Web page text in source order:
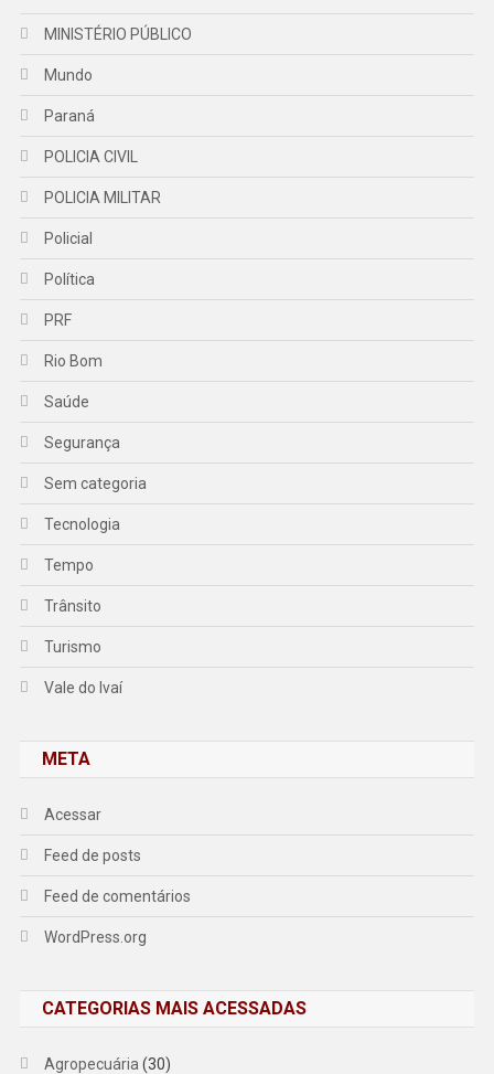
MINISTÉRIO PÚBLICO
Mundo
Paraná
POLICIA CIVIL
POLICIA MILITAR
Policial
Política
PRF
Rio Bom
Saúde
Segurança
Sem categoria
Tecnologia
Tempo
Trânsito
Turismo
Vale do Ivaí
META
Acessar
Feed de posts
Feed de comentários
WordPress.org
CATEGORIAS MAIS ACESSADAS
Agropecuária (30)